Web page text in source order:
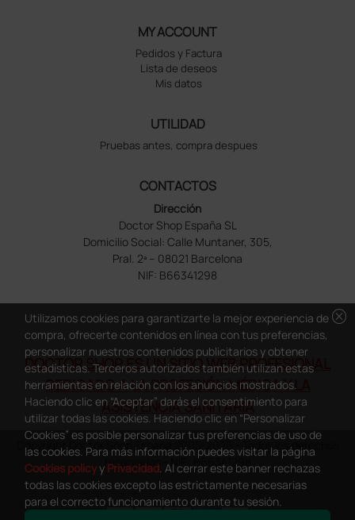
MY ACCOUNT
Pedidos y Factura
Lista de deseos
Mis datos
UTILIDAD
Pruebas antes, compra despues
CONTACTOS
Dirección
Doctor Shop España SL
Domicilio Social: Calle Muntaner, 305,
Pral. 2ª – 08021 Barcelona
NIF: B66341298
DOCTOR SHOP ES UN SITIO WEB PROFESIONAL
DEDICADO A LA PROFESIÓN MÉDICA Y LA
ASISTENCIA SANITARIA
Copyright Doctor Shop España 2005-2026 - Todos los derechos
reservados - NIF.: B66341298
cancel
Utilizamos cookies para garantizarte la mejor experiencia de
compra, ofrecerte contenidos en línea con tus preferencias,
personalizar nuestros contenidos publicitarios y obtener
estadísticas. Terceros autorizados también utilizan estas
herramientas en relación con los anuncios mostrados.
Haciendo clic en “Aceptar” darás el consentimiento para
utilizar todas las cookies. Haciendo clic en “Personalizar
Cookies” es posible personalizar tus preferencias de uso de
las cookies. Para más información puedes visitar la página
Cookies policyy Privacidad. Al cerrar este banner rechazas
todas las cookies excepto las estrictamente necesarias
para el correcto funcionamiento durante tu sesión.